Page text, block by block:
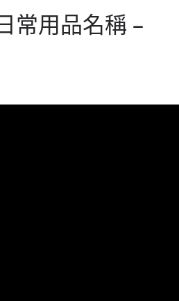
常用品名稱 –